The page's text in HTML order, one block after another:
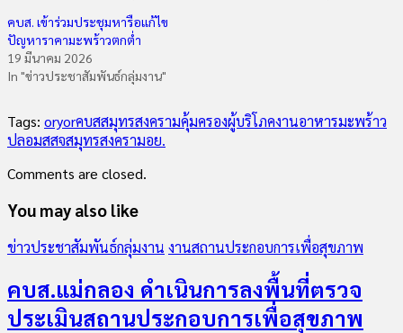
คบส. เข้าร่วมประชุมหารือแก้ไข
ปัญหาราคามะพร้าวตกต่ำ
19 มีนาคม 2026
In "ข่าวประชาสัมพันธ์กลุ่มงาน"
Tags: oryorคบสสมุทรสงครามคุ้มครองผู้บริโภคงานอาหารมะพร้าว
ปลอมสสจสมุทรสงครามอย.
Comments are closed.
You may also like
ข่าวประชาสัมพันธ์กลุ่มงาน งานสถานประกอบการเพื่อสุขภาพ
คบส.แม่กลอง ดำเนินการลงพื้นที่ตรวจ
ประเมินสถานประกอบการเพื่อสุขภาพ